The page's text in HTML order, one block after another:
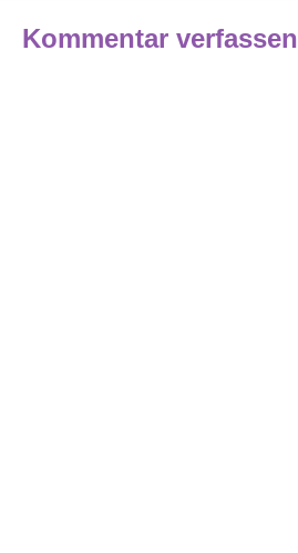
Kommentar verfassen